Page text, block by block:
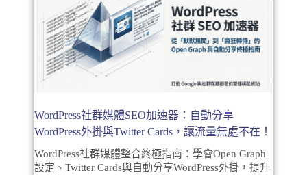
WordPress社群媒體SEO加速器：自動分享
WordPress外掛與Twitter Cards，讓流量無處不在！
WordPress社群媒體整合終極指南：學會Open Graph
設定、Twitter Cards與自動分享WordPress外掛，提升